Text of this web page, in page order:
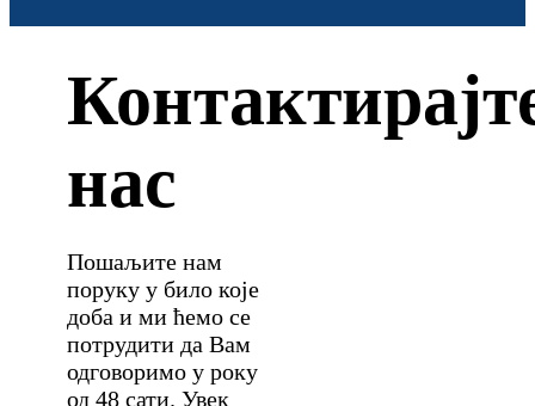
нас
Пошаљите нам
поруку у било које
доба и ми ћемо се
потрудити да Вам
одговоримо у року
од 48 сати. Увек